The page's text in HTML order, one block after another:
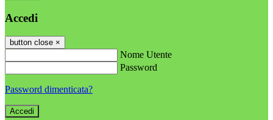
Accedi
button close ×
Nome Utente
Password
Password dimenticata?